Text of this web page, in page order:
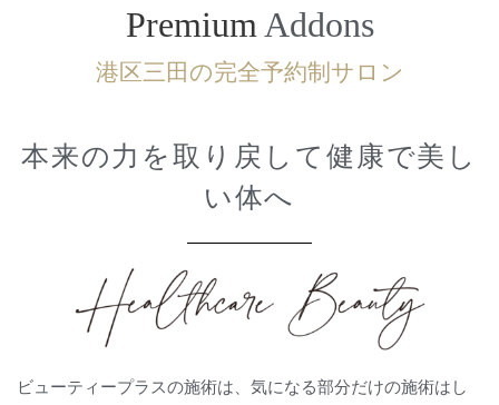
Premium Addons
港区三田の完全予約制サロン
本来の力を取り戻して健康で美し
い体へ
ビューティープラスの施術は、気になる部分だけの施術はし